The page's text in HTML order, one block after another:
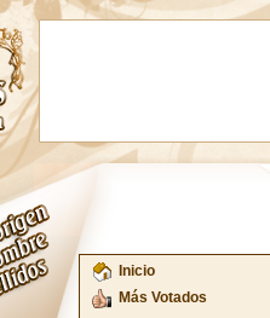
Inicio
Más Votados